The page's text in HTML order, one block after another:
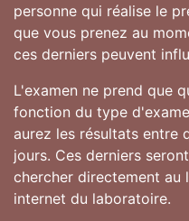
personne qui réalise le
que vous prenez au
ces derniers peuvent
L'examen ne prend que
fonction du type
aurez les résultats entre
jours. Ces derniers
chercher directement
internet du laboratoire.